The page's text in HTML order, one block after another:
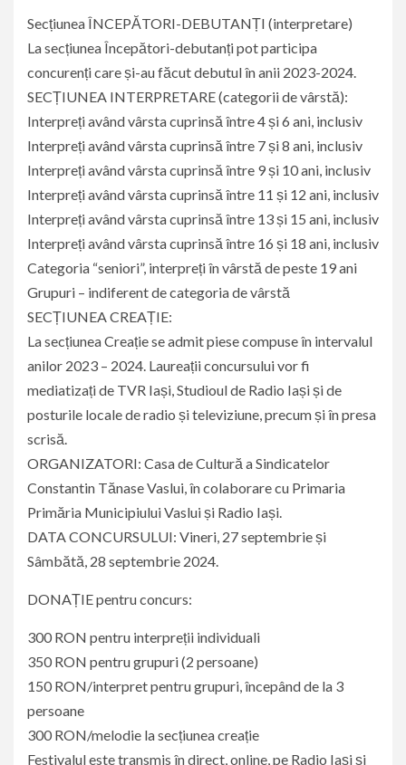
Secțiunea ÎNCEPĂTORI-DEBUTANȚI (interpretare)
La secțiunea Începători-debutanți pot participa
concurenți care și-au făcut debutul în anii 2023-2024.
SECȚIUNEA INTERPRETARE (categorii de vârstă):
Interpreți având vârsta cuprinsă între 4 și 6 ani, inclusiv
Interpreți având vârsta cuprinsă între 7 și 8 ani, inclusiv
Interpreți având vârsta cuprinsă între 9 și 10 ani, inclusiv
Interpreți având vârsta cuprinsă între 11 și 12 ani, inclusiv
Interpreți având vârsta cuprinsă între 13 și 15 ani, inclusiv
Interpreți având vârsta cuprinsă între 16 și 18 ani, inclusiv
Categoria “seniori”, interpreți în vârstă de peste 19 ani
Grupuri – indiferent de categoria de vârstă
SECȚIUNEA CREAȚIE:
La secțiunea Creație se admit piese compuse în intervalul
anilor 2023 – 2024. Laureații concursului vor fi
mediatizați de TVR Iași, Studioul de Radio Iași și de
posturile locale de radio și televiziune, precum și în presa
scrisă.
ORGANIZATORI: Casa de Cultură a Sindicatelor
Constantin Tănase Vaslui, în colaborare cu Primaria
Primăria Municipiului Vaslui și Radio Iași.
DATA CONCURSULUI: Vineri, 27 septembrie și
Sâmbătă, 28 septembrie 2024.
DONAȚIE pentru concurs:
300 RON pentru interpreții individuali
350 RON pentru grupuri (2 persoane)
150 RON/interpret pentru grupuri, începând de la 3
persoane
300 RON/melodie la secțiunea creație
Festivalul este transmis în direct, online, pe Radio Iași și